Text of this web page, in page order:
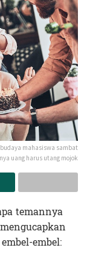
mahasiswa sambat
uang harus utang mojok
temannya
embel: